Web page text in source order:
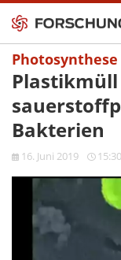
Bakterien
16. Juni 2019 15:30